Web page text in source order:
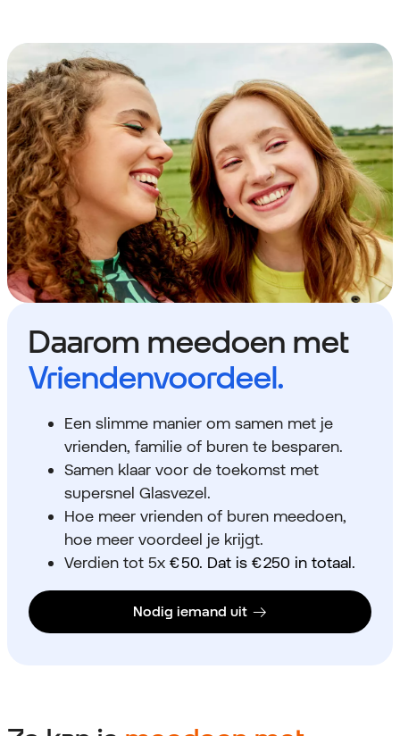
Daarom meedoen met
Vriendenvoordeel.
Een slimme manier om samen met je
vrienden, familie of buren te besparen.
Samen klaar voor de toekomst met
supersnel Glasvezel.
Hoe meer vrienden of buren meedoen,
hoe meer voordeel je krijgt.
Verdien tot 5x € 50. Dat is € 250 in totaal.
Nodig iemand uit